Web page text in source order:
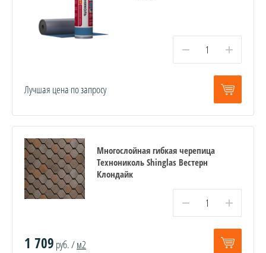
− +
Лучшая цена по запросу
Многослойная гибкая черепица
Технониколь Shinglas Вестерн
Клондайк
− +
1 709 руб. /м2